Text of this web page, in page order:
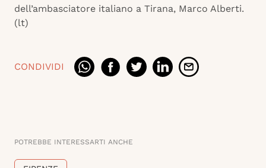
dell’ambasciatore italiano a Tirana, Marco Alberti.
(lt)
CONDIVIDI
POTREBBE INTERESSARTI ANCHE